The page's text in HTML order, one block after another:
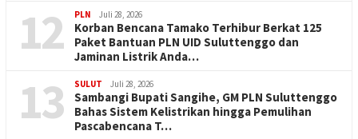
12 PLN Juli 28, 2026
Korban Bencana Tamako Terhibur Berkat 125
Paket Bantuan PLN UID Suluttenggo dan
Jaminan Listrik Anda…
13 SULUT Juli 28, 2026
Sambangi Bupati Sangihe, GM PLN Suluttenggo
Bahas Sistem Kelistrikan hingga Pemulihan
Pascabencana T…